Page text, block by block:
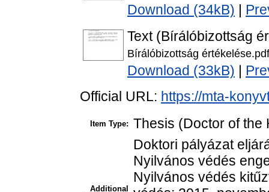
Download (34kB)
Text (Bírálóbizottság
Bírálóbizottság értékelése.pdf
Download (33kB)
Official URL: https://mta-
Item Type: Thesis (Doctor of the
Additional
Doktori pályázat
Nyilvános védés
Nyilvános védés